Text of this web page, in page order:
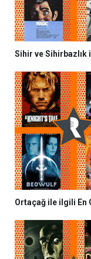
Sihir ve Sihirbazlık
Ortaçağ ile ilgili En